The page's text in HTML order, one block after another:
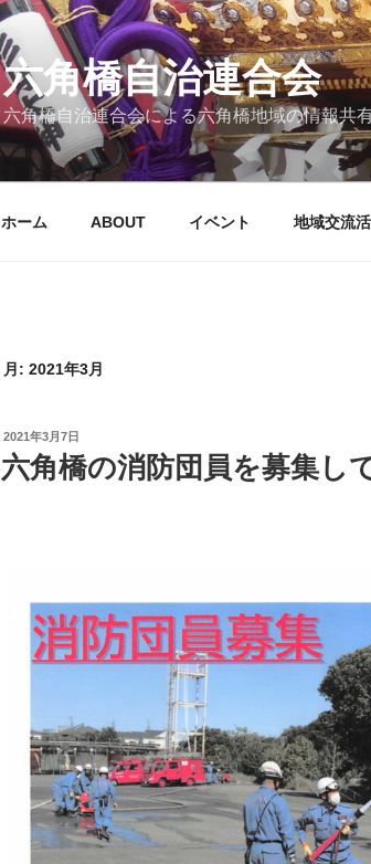
六角橋自治連合会
六角橋自治連合会による六角橋地域の情報共
ホーム ABOUT イベント 地域交流
月: 2021年3月
投
稿
日:
2021年3月7日
六角橋の消防団員を募集し